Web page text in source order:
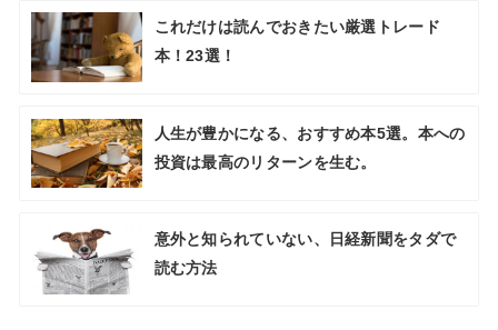
これだけは読んでおきたい厳選トレード
本！23選！
人生が豊かになる、おすすめ本5選。本への
投資は最高のリターンを生む。
意外と知られていない、日経新聞をタダで
読む方法